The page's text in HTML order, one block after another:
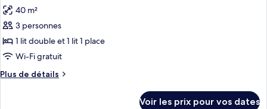
photos
pour
ce
type
chambre :
40 m²
3 personnes
1 lit double et 1 lit 1 place
Wi-Fi gratuit
Plus de détails
Plus
Voir les prix pour vos dates